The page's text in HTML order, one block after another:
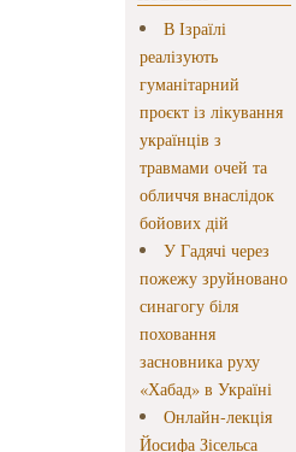
В Ізраїлі
реалізують
гуманітарний
проєкт із лікування
українців з
травмами очей та
обличчя внаслідок
бойових дій
У Гадячі через
пожежу зруйновано
синагогу біля
поховання
засновника руху
«Хабад» в Україні
Онлайн-лекція
Йосифа Зісельса